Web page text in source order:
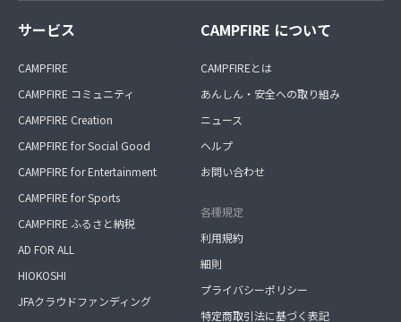
サービス
CAMPFIRE
CAMPFIRE コミュニティ
CAMPFIRE Creation
CAMPFIRE for Social Good
CAMPFIRE for Entertainment
CAMPFIRE for Sports
CAMPFIRE ふるさと納税
AD FOR ALL
HIOKOSHI
JFAクラウドファンディング
CAMPFIRE について
CAMPFIREとは
あんしん・安全への取り組み
ニュース
ヘルプ
お問い合わせ
各種規定
利用規約
細則
プライバシーポリシー
特定商取引法に基づく表記